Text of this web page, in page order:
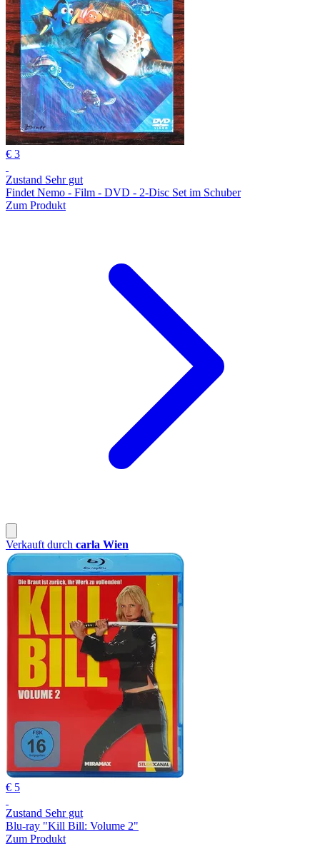
€ 3
Zustand Sehr gut
Findet Nemo - Film - DVD - 2-Disc Set im Schuber
Zum Produkt
Verkauft durch carla Wien
€ 5
Zustand Sehr gut
Blu-ray "Kill Bill: Volume 2"
Zum Produkt